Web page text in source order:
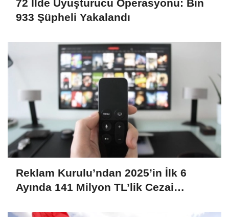
72 İlde Uyuşturucu Operasyonu: Bin
933 Şüpheli Yakalandı
Reklam Kurulu’ndan 2025’in İlk 6
Ayında 141 Milyon TL’lik Cezai